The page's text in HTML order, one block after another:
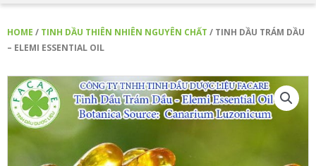
HOME / TINH DẦU THIÊN NHIÊN NGUYÊN CHẤT / TINH DẦU TRÁM DẦU
– ELEMI ESSENTIAL OIL